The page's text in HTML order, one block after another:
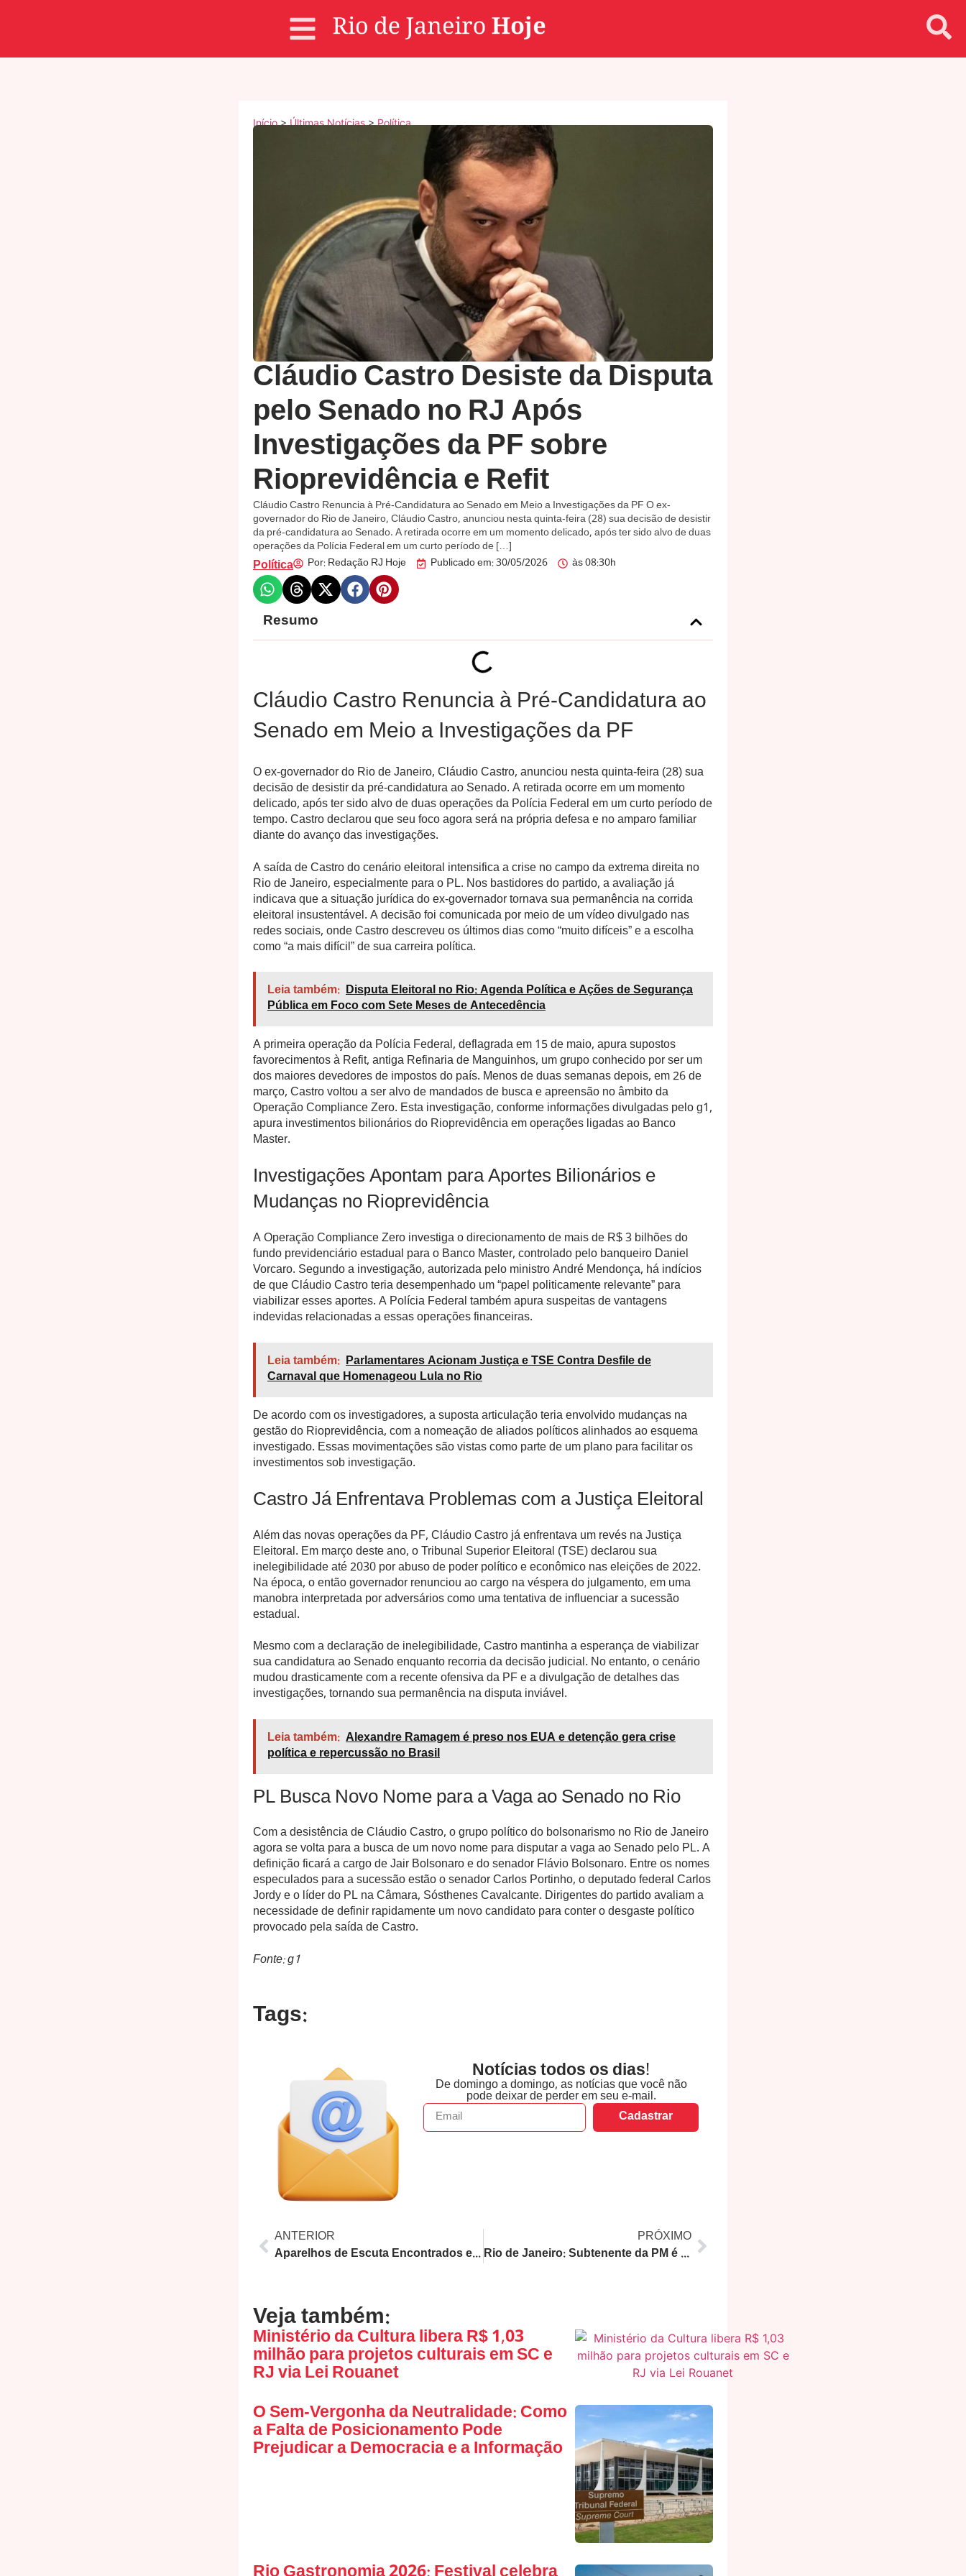
Início>Últimas Notícias>Política
Cláudio Castro Desiste da Disputa
pelo Senado no RJ Após
Investigações da PF sobre
Rioprevidência e Refit
Cláudio Castro Renuncia à Pré-Candidatura ao Senado em Meio a Investigações da PF O ex-
governador do Rio de Janeiro, Cláudio Castro, anunciou nesta quinta-feira (28) sua decisão de desistir
da pré-candidatura ao Senado. A retirada ocorre em um momento delicado, após ter sido alvo de duas
operações da Polícia Federal em um curto período de […]
Política Por: Redação RJ Hoje Publicado em:30/05/2026 às08:30h
Resumo
Cláudio Castro Renuncia à Pré-Candidatura ao
Senado em Meio a Investigações da PF
O ex-governador do Rio de Janeiro, Cláudio Castro, anunciou nesta quinta-feira (28) sua
decisão de desistir da pré-candidatura ao Senado. A retirada ocorre em um momento
delicado, após ter sido alvo de duas operações da Polícia Federal em um curto período de
tempo. Castro declarou que seu foco agora será na própria defesa e no amparo familiar
diante do avanço das investigações.
A saída de Castro do cenário eleitoral intensifica a crise no campo da extrema direita no
Rio de Janeiro, especialmente para o PL. Nos bastidores do partido, a avaliação já
indicava que a situação jurídica do ex-governador tornava sua permanência na corrida
eleitoral insustentável. A decisão foi comunicada por meio de um vídeo divulgado nas
redes sociais, onde Castro descreveu os últimos dias como “muito difíceis” e a escolha
como “a mais difícil” de sua carreira política.
Leia também: Disputa Eleitoral no Rio: Agenda Política e Ações de Segurança
Pública em Foco com Sete Meses de Antecedência
A primeira operação da Polícia Federal, deflagrada em 15 de maio, apura supostos
favorecimentos à Refit, antiga Refinaria de Manguinhos, um grupo conhecido por ser um
dos maiores devedores de impostos do país. Menos de duas semanas depois, em 26 de
março, Castro voltou a ser alvo de mandados de busca e apreensão no âmbito da
Operação Compliance Zero. Esta investigação, conforme informações divulgadas pelo g1,
apura investimentos bilionários do Rioprevidência em operações ligadas ao Banco
Master.
Investigações Apontam para Aportes Bilionários e
Mudanças no Rioprevidência
A Operação Compliance Zero investiga o direcionamento de mais de R$ 3 bilhões do
fundo previdenciário estadual para o Banco Master, controlado pelo banqueiro Daniel
Vorcaro. Segundo a investigação, autorizada pelo ministro André Mendonça, há indícios
de que Cláudio Castro teria desempenhado um “papel politicamente relevante” para
viabilizar esses aportes. A Polícia Federal também apura suspeitas de vantagens
indevidas relacionadas a essas operações financeiras.
Leia também: Parlamentares Acionam Justiça e TSE Contra Desfile de
Carnaval que Homenageou Lula no Rio
De acordo com os investigadores, a suposta articulação teria envolvido mudanças na
gestão do Rioprevidência, com a nomeação de aliados políticos alinhados ao esquema
investigado. Essas movimentações são vistas como parte de um plano para facilitar os
investimentos sob investigação.
Castro Já Enfrentava Problemas com a Justiça Eleitoral
Além das novas operações da PF, Cláudio Castro já enfrentava um revés na Justiça
Eleitoral. Em março deste ano, o Tribunal Superior Eleitoral (TSE) declarou sua
inelegibilidade até 2030 por abuso de poder político e econômico nas eleições de 2022.
Na época, o então governador renunciou ao cargo na véspera do julgamento, em uma
manobra interpretada por adversários como uma tentativa de influenciar a sucessão
estadual.
Mesmo com a declaração de inelegibilidade, Castro mantinha a esperança de viabilizar
sua candidatura ao Senado enquanto recorria da decisão judicial. No entanto, o cenário
mudou drasticamente com a recente ofensiva da PF e a divulgação de detalhes das
investigações, tornando sua permanência na disputa inviável.
Leia também: Alexandre Ramagem é preso nos EUA e detenção gera crise
política e repercussão no Brasil
PL Busca Novo Nome para a Vaga ao Senado no Rio
Com a desistência de Cláudio Castro, o grupo político do bolsonarismo no Rio de Janeiro
agora se volta para a busca de um novo nome para disputar a vaga ao Senado pelo PL. A
definição ficará a cargo de Jair Bolsonaro e do senador Flávio Bolsonaro. Entre os nomes
especulados para a sucessão estão o senador Carlos Portinho, o deputado federal Carlos
Jordy e o líder do PL na Câmara, Sósthenes Cavalcante. Dirigentes do partido avaliam a
necessidade de definir rapidamente um novo candidato para conter o desgaste político
provocado pela saída de Castro.
Fonte: g1
Tags:
Notícias todos os dias!
De domingo a domingo, as notícias que você não
pode deixar de perder em seu e-mail.
Cadastrar
ANTERIOR
Aparelhos de Escuta Encontrados em Gabinete do Governador do Rio de Janeiro Levam à Investigação
PRÓXIMO
Rio de Janeiro: Subtenente da PM é morto e três policiais ficam feridos em tiroteio na Zona Oeste
Veja também:
Ministério da Cultura libera R$ 1,03
milhão para projetos culturais em SC e
RJ via Lei Rouanet
O Sem-Vergonha da Neutralidade: Como
a Falta de Posicionamento Pode
Prejudicar a Democracia e a Informação